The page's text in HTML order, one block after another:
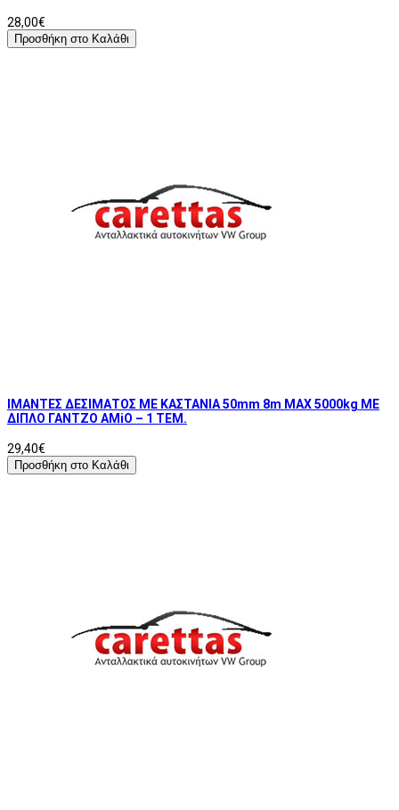
28,00€
Προσθήκη στο Καλάθι
ΙΜΑΝΤΕΣ ΔΕΣΙΜΑΤΟΣ ΜΕ ΚΑΣΤΑΝΙΑ 50mm 8m MAX 5000kg ΜΕ
ΔΙΠΛΟ ΓΑΝΤΖΟ AMiO – 1 ΤΕΜ.
29,40€
Προσθήκη στο Καλάθι